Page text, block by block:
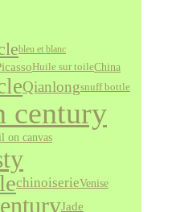
bleu et blanc
Huile sur toileChina
Qianlongsnuff bottle
century
on canvas
chinoiserieVenise
Jade